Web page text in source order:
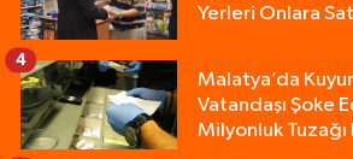
Yerleri Onlara
Malatya’da
Vatandaşı Şoke
Milyonluk Tuzağı
4